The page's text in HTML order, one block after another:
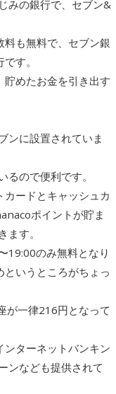
みの銀行で、セブン&
も無料で、セブン銀
す。
めたお金を引き出す
ンに設置されていま
ので便利です。
ードとキャッシュカ
ポイントが貯ま
す。
19:00のみ無料となり
というところがちょっ
が一律216円となって
ターネットバンキン
ンなども提供されて